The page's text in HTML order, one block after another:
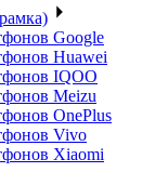
Google
Huawei
IQOO
Meizu
OnePlus
Vivo
Xiaomi